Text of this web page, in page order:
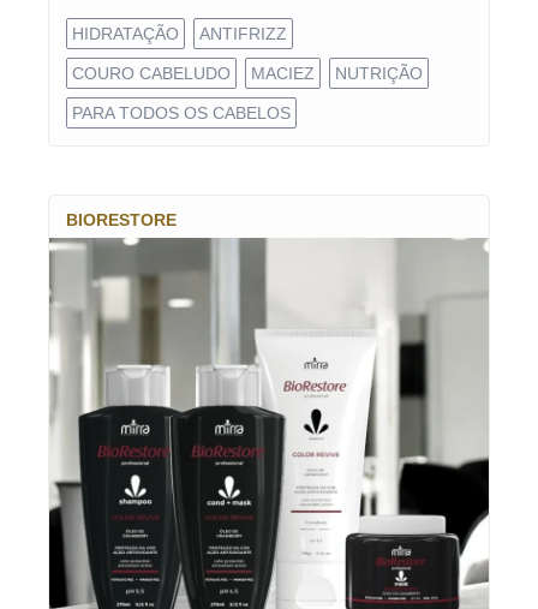
HIDRATAÇÃO ANTIFRIZZ
COURO CABELUDO MACIEZ NUTRIÇÃO
PARA TODOS OS CABELOS
BIORESTORE